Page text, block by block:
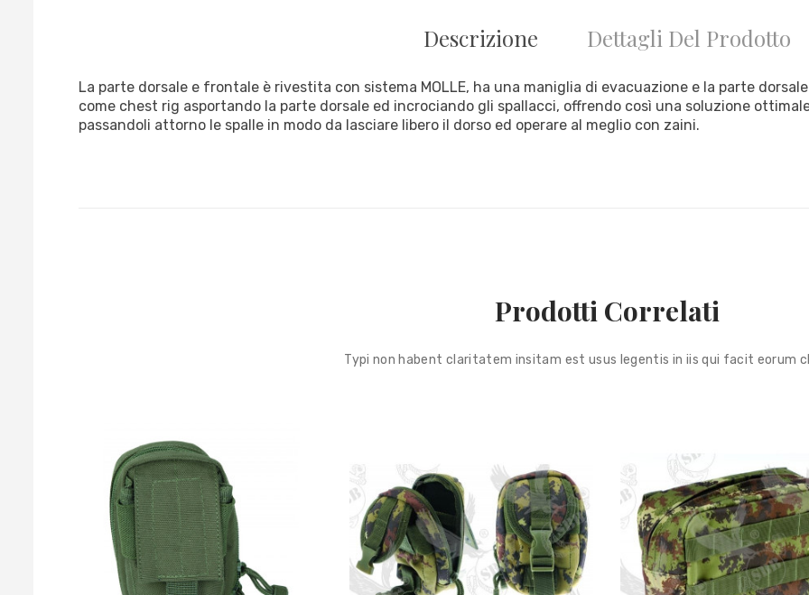
Descrizione Dettagli Del Prodotto
La parte dorsale e frontale è rivestita con sistema MOLLE, ha una maniglia di evacuazione e la parte
come chest rig asportando la parte dorsale ed incrociando gli spallacci, offrendo così una soluzione
passandoli attorno le spalle in modo da lasciare libero il dorso ed operare al meglio con zaini.
Prodotti Correlati
Typi non habent claritatem insitam est usus legentis in iis qui facit eorum